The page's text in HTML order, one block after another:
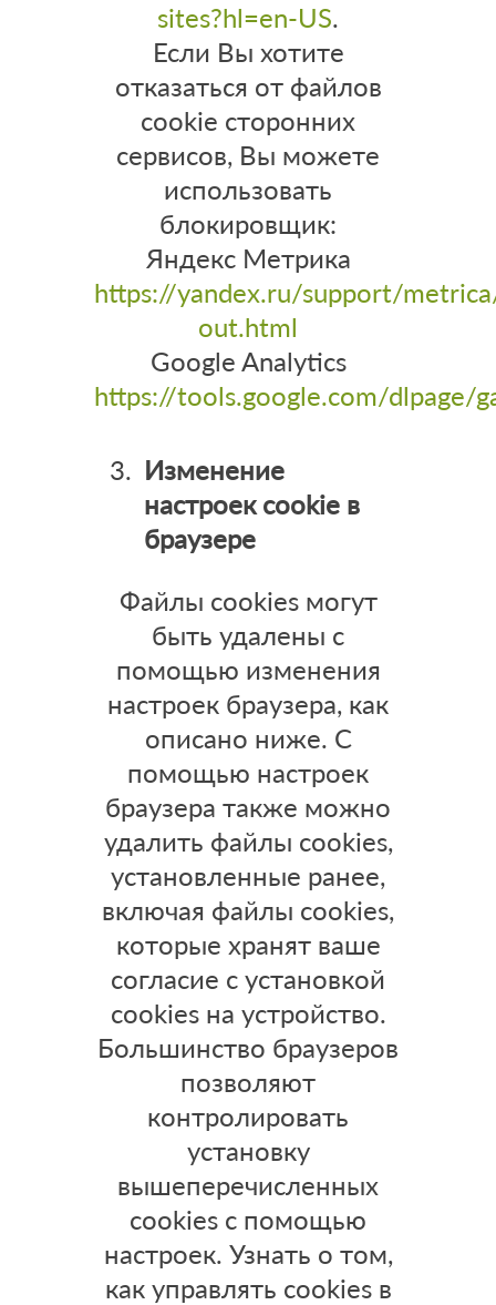
sites?hl=en-US.
Если Вы хотите
отказаться от файлов
cookie сторонних
сервисов, Вы можете
использовать
блокировщик:
Яндекс Метрика
https://yandex.ru/support/
out.html
Google Analytics
https://tools.google.com/dlpage/
Изменение
настроек cookie в
браузере
Файлы cookies могут
быть удалены с
помощью изменения
настроек браузера, как
описано ниже. С
помощью настроек
браузера также можно
удалить файлы cookies,
установленные ранее,
включая файлы cookies,
которые хранят ваше
согласие с установкой
cookies на устройство.
Большинство браузеров
позволяют
контролировать
установку
вышеперечисленных
cookies с помощью
настроек. Узнать о том,
как управлять cookies в